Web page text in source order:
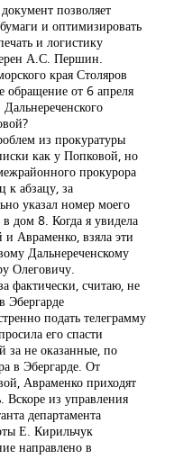
позволяет
и оптимизировать
и логистику
А.С. Першин.
края Столяров
обращение от 6 апреля
из прокуратуры
как у Попковой, но
прокурора
к абзацу, за
указал номер моего
дом 8. Когда я увидела
Авраменко, взяла эти
Дальнереченскому
Олеговичу.
фактически, считаю, не
Эбергарде
подать телеграмму
его спасти
за не оказанные, по
в Эбергарде. От
Авраменко приходят
из управления
департамента
Е. Кирильчук
направлено в